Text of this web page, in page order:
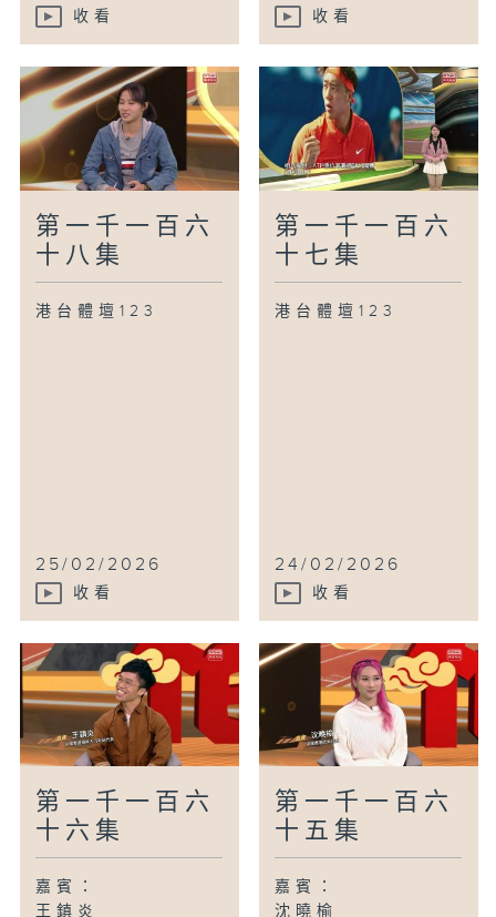
收看 收看
第一千一百六
十八集
港台體壇123
25/02/2026
收看
第一千一百六
十七集
港台體壇123
24/02/2026
收看
第一千一百六
十六集
嘉賓：
王鎮炎
第一千一百六
十五集
嘉賓：
沈曉榆